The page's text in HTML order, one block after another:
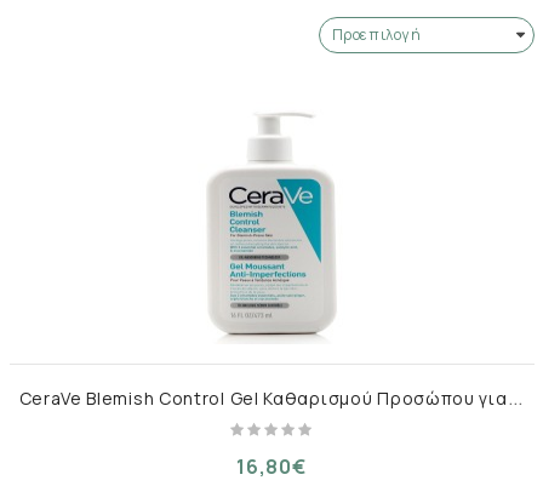
C
eraVe Blemish Control Gel Καθαρισμού Προσώπου για Ακνεϊκές Επιδερμίδες 473ml
16,80€